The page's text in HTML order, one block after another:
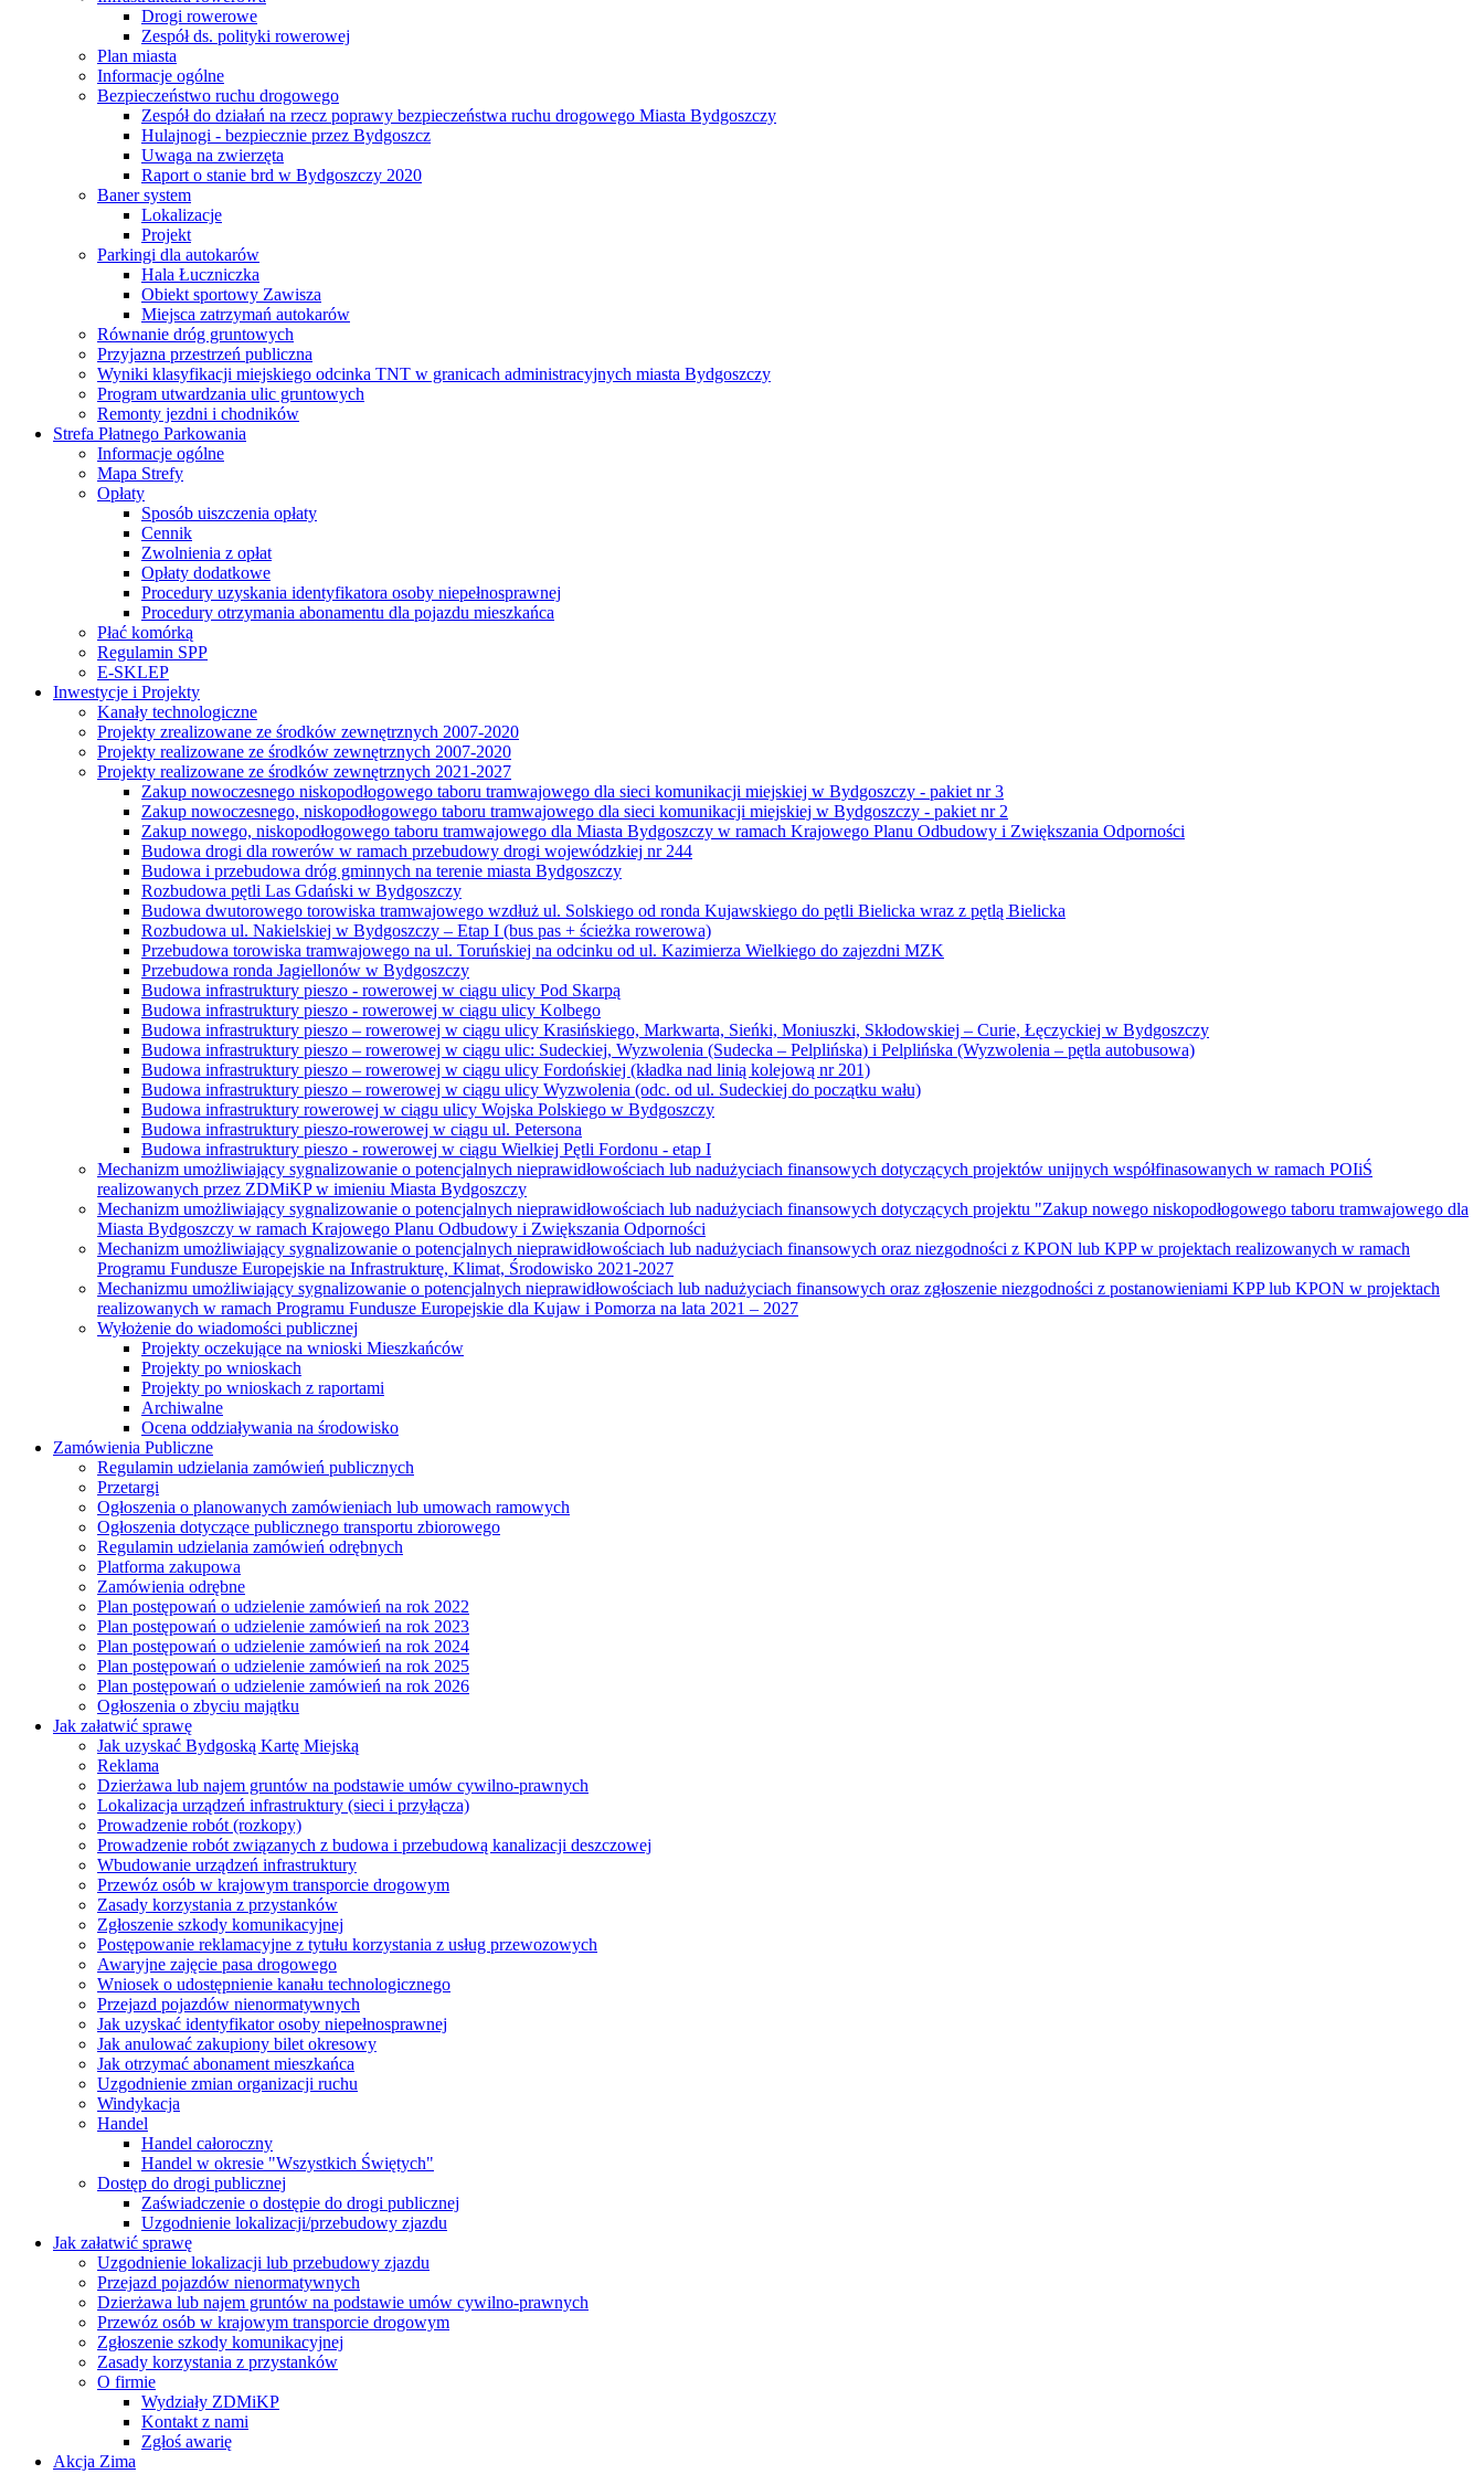
Drogi rowerowe
Zespół ds. polityki rowerowej
Plan miasta
Informacje ogólne
Bezpieczeństwo ruchu drogowego
Zespół do działań na rzecz poprawy bezpieczeństwa ruchu drogowego Miasta Bydgoszczy
Hulajnogi - bezpiecznie przez Bydgoszcz
Uwaga na zwierzęta
Raport o stanie brd w Bydgoszczy 2020
Baner system
Lokalizacje
Projekt
Parkingi dla autokarów
Hala Łuczniczka
Obiekt sportowy Zawisza
Miejsca zatrzymań autokarów
Równanie dróg gruntowych
Przyjazna przestrzeń publiczna
Wyniki klasyfikacji miejskiego odcinka TNT w granicach administracyjnych miasta Bydgoszczy
Program utwardzania ulic gruntowych
Remonty jezdni i chodników
Strefa Płatnego Parkowania
Informacje ogólne
Mapa Strefy
Opłaty
Sposób uiszczenia opłaty
Cennik
Zwolnienia z opłat
Opłaty dodatkowe
Procedury uzyskania identyfikatora osoby niepełnosprawnej
Procedury otrzymania abonamentu dla pojazdu mieszkańca
Płać komórką
Regulamin SPP
E-SKLEP
Inwestycje i Projekty
Kanały technologiczne
Projekty zrealizowane ze środków zewnętrznych 2007-2020
Projekty realizowane ze środków zewnętrznych 2007-2020
Projekty realizowane ze środków zewnętrznych 2021-2027
Zakup nowoczesnego niskopodłogowego taboru tramwajowego dla sieci komunikacji miejskiej w Bydgoszczy - pakiet nr 3
Zakup nowoczesnego, niskopodłogowego taboru tramwajowego dla sieci komunikacji miejskiej w Bydgoszczy - pakiet nr 2
Zakup nowego, niskopodłogowego taboru tramwajowego dla Miasta Bydgoszczy w ramach Krajowego Planu Odbudowy i Zwiększania Odporności
Budowa drogi dla rowerów w ramach przebudowy drogi wojewódzkiej nr 244
Budowa i przebudowa dróg gminnych na terenie miasta Bydgoszczy
Rozbudowa pętli Las Gdański w Bydgoszczy
Budowa dwutorowego torowiska tramwajowego wzdłuż ul. Solskiego od ronda Kujawskiego do pętli Bielicka wraz z pętlą Bielicka
Rozbudowa ul. Nakielskiej w Bydgoszczy – Etap I (bus pas + ścieżka rowerowa)
Przebudowa torowiska tramwajowego na ul. Toruńskiej na odcinku od ul. Kazimierza Wielkiego do zajezdni MZK
Przebudowa ronda Jagiellonów w Bydgoszczy
Budowa infrastruktury pieszo - rowerowej w ciągu ulicy Pod Skarpą
Budowa infrastruktury pieszo - rowerowej w ciągu ulicy Kolbego
Budowa infrastruktury pieszo – rowerowej w ciągu ulicy Krasińskiego, Markwarta, Sieńki, Moniuszki, Skłodowskiej – Curie, Łęczyckiej w Bydgoszczy
Budowa infrastruktury pieszo – rowerowej w ciągu ulic: Sudeckiej, Wyzwolenia (Sudecka – Pelplińska) i Pelplińska (Wyzwolenia – pętla autobusowa)
Budowa infrastruktury pieszo – rowerowej w ciągu ulicy Fordońskiej (kładka nad linią kolejową nr 201)
Budowa infrastruktury pieszo – rowerowej w ciągu ulicy Wyzwolenia (odc. od ul. Sudeckiej do początku wału)
Budowa infrastruktury rowerowej w ciągu ulicy Wojska Polskiego w Bydgoszczy
Budowa infrastruktury pieszo-rowerowej w ciągu ul. Petersona
Budowa infrastruktury pieszo - rowerowej w ciągu Wielkiej Pętli Fordonu - etap I
Mechanizm umożliwiający sygnalizowanie o potencjalnych nieprawidłowościach lub nadużyciach finansowych dotyczących projektów unijnych współfinasowanych w ramach POIiŚ
realizowanych przez ZDMiKP w imieniu Miasta Bydgoszczy
Mechanizm umożliwiający sygnalizowanie o potencjalnych nieprawidłowościach lub nadużyciach finansowych dotyczących projektu "Zakup nowego niskopodłogowego taboru tramwajowego dla
Miasta Bydgoszczy w ramach Krajowego Planu Odbudowy i Zwiększania Odporności
Mechanizm umożliwiający sygnalizowanie o potencjalnych nieprawidłowościach lub nadużyciach finansowych oraz niezgodności z KPON lub KPP w projektach realizowanych w ramach
Programu Fundusze Europejskie na Infrastrukturę, Klimat, Środowisko 2021-2027
Mechanizmu umożliwiający sygnalizowanie o potencjalnych nieprawidłowościach lub nadużyciach finansowych oraz zgłoszenie niezgodności z postanowieniami KPP lub KPON w projektach
realizowanych w ramach Programu Fundusze Europejskie dla Kujaw i Pomorza na lata 2021 – 2027
Wyłożenie do wiadomości publicznej
Projekty oczekujące na wnioski Mieszkańców
Projekty po wnioskach
Projekty po wnioskach z raportami
Archiwalne
Ocena oddziaływania na środowisko
Zamówienia Publiczne
Regulamin udzielania zamówień publicznych
Przetargi
Ogłoszenia o planowanych zamówieniach lub umowach ramowych
Ogłoszenia dotyczące publicznego transportu zbiorowego
Regulamin udzielania zamówień odrębnych
Platforma zakupowa
Zamówienia odrębne
Plan postępowań o udzielenie zamówień na rok 2022
Plan postępowań o udzielenie zamówień na rok 2023
Plan postępowań o udzielenie zamówień na rok 2024
Plan postępowań o udzielenie zamówień na rok 2025
Plan postępowań o udzielenie zamówień na rok 2026
Ogłoszenia o zbyciu majątku
Jak załatwić sprawę
Jak uzyskać Bydgoską Kartę Miejską
Reklama
Dzierżawa lub najem gruntów na podstawie umów cywilno-prawnych
Lokalizacja urządzeń infrastruktury (sieci i przyłącza)
Prowadzenie robót (rozkopy)
Prowadzenie robót związanych z budowa i przebudową kanalizacji deszczowej
Wbudowanie urządzeń infrastruktury
Przewóz osób w krajowym transporcie drogowym
Zasady korzystania z przystanków
Zgłoszenie szkody komunikacyjnej
Postępowanie reklamacyjne z tytułu korzystania z usług przewozowych
Awaryjne zajęcie pasa drogowego
Wniosek o udostępnienie kanału technologicznego
Przejazd pojazdów nienormatywnych
Jak uzyskać identyfikator osoby niepełnosprawnej
Jak anulować zakupiony bilet okresowy
Jak otrzymać abonament mieszkańca
Uzgodnienie zmian organizacji ruchu
Windykacja
Handel
Handel całoroczny
Handel w okresie "Wszystkich Świętych"
Dostęp do drogi publicznej
Zaświadczenie o dostępie do drogi publicznej
Uzgodnienie lokalizacji/przebudowy zjazdu
Jak załatwić sprawę
Uzgodnienie lokalizacji lub przebudowy zjazdu
Przejazd pojazdów nienormatywnych
Dzierżawa lub najem gruntów na podstawie umów cywilno-prawnych
Przewóz osób w krajowym transporcie drogowym
Zgłoszenie szkody komunikacyjnej
Zasady korzystania z przystanków
O firmie
Wydziały ZDMiKP
Kontakt z nami
Zgłoś awarię
Akcja Zima